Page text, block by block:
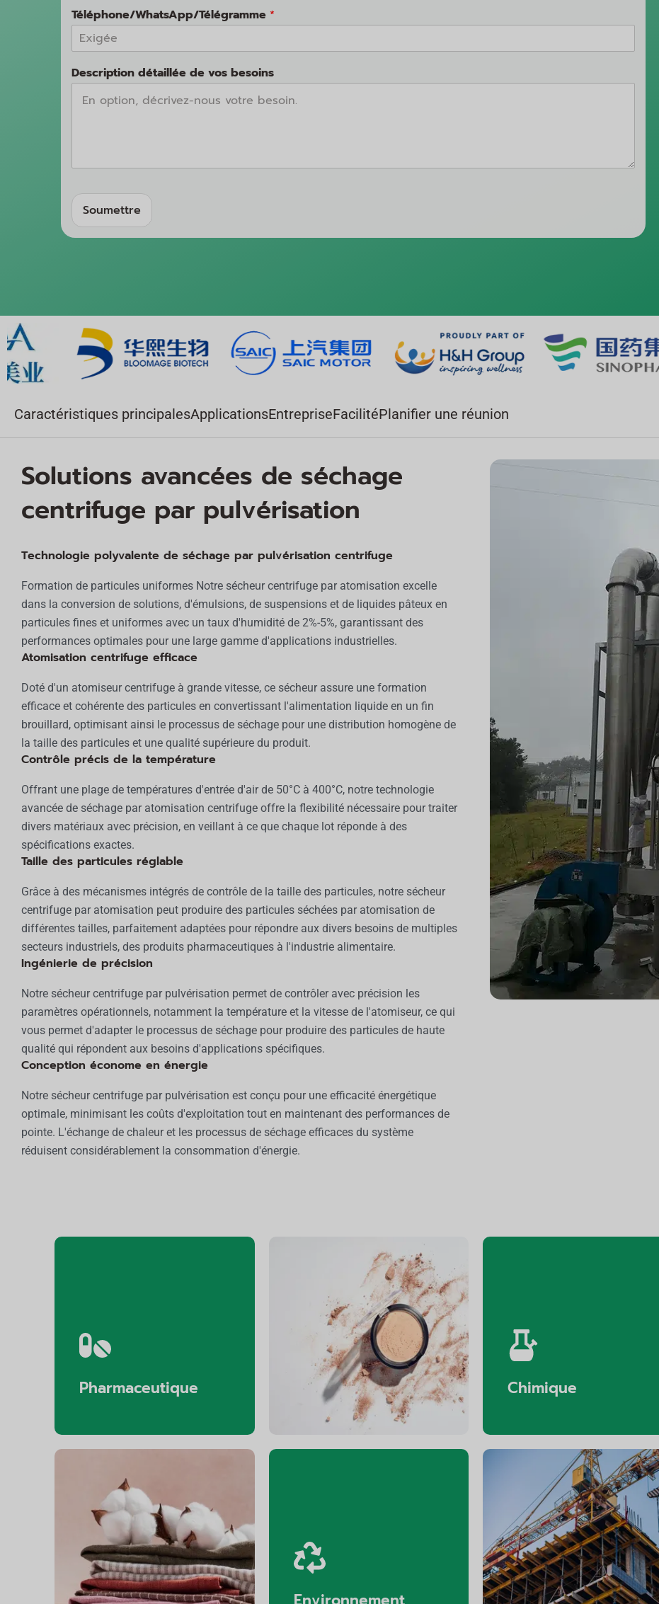
Téléphone/WhatsApp/Télégramme *
Description détaillée de vos besoins
Soumettre
A
ti
e
Caractéristiques principalesApplicationsEntrepriseFacilitéPlanifier une réunion
Solutions avancées de séchage
centrifuge par pulvérisation
Technologie polyvalente de séchage par pulvérisation centrifuge
Formation de particules uniformes Notre sécheur centrifuge par atomisation excelle
dans la conversion de solutions, d'émulsions, de suspensions et de liquides pâteux en
particules fines et uniformes avec un taux d'humidité de 2%-5%, garantissant des
performances optimales pour une large gamme d'applications industrielles.
Atomisation centrifuge efficace
Doté d'un atomiseur centrifuge à grande vitesse, ce sécheur assure une formation
efficace et cohérente des particules en convertissant l'alimentation liquide en un fin
brouillard, optimisant ainsi le processus de séchage pour une distribution homogène de
la taille des particules et une qualité supérieure du produit.
Contrôle précis de la température
Offrant une plage de températures d'entrée d'air de 50°C à 400°C, notre technologie
avancée de séchage par atomisation centrifuge offre la flexibilité nécessaire pour traiter
divers matériaux avec précision, en veillant à ce que chaque lot réponde à des
spécifications exactes.
Taille des particules réglable
Grâce à des mécanismes intégrés de contrôle de la taille des particules, notre sécheur
centrifuge par atomisation peut produire des particules séchées par atomisation de
différentes tailles, parfaitement adaptées pour répondre aux divers besoins de multiples
secteurs industriels, des produits pharmaceutiques à l'industrie alimentaire.
Ingénierie de précision
Notre sécheur centrifuge par pulvérisation permet de contrôler avec précision les
paramètres opérationnels, notamment la température et la vitesse de l'atomiseur, ce qui
vous permet d'adapter le processus de séchage pour produire des particules de haute
qualité qui répondent aux besoins d'applications spécifiques.
Conception économe en énergie
Notre sécheur centrifuge par pulvérisation est conçu pour une efficacité énergétique
optimale, minimisant les coûts d'exploitation tout en maintenant des performances de
pointe. L'échange de chaleur et les processus de séchage efficaces du système
réduisent considérablement la consommation d'énergie.
Pharmaceutique Cosmétiques Chimique